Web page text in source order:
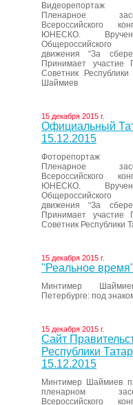
Видеорепортаж
Пленарное
Всероссийского
ЮНЕСКО.
Общероссийского
движения “За
Принимает участие
Советник
Шаймиев
15 декабря 2015 г.
Официальный
15.12.2015
Фоторепортаж
Пленарное
Всероссийского
ЮНЕСКО.
Общероссийского
движения “За
Принимает участие
Советник Республики
15 декабря 2015 г.
"Реальное
Минтимер
Петербурге: под
15 декабря 2015 г.
Сайт
Республики
15.12.2015
Минтимер Шаймиев
пленарном
Всероссийского